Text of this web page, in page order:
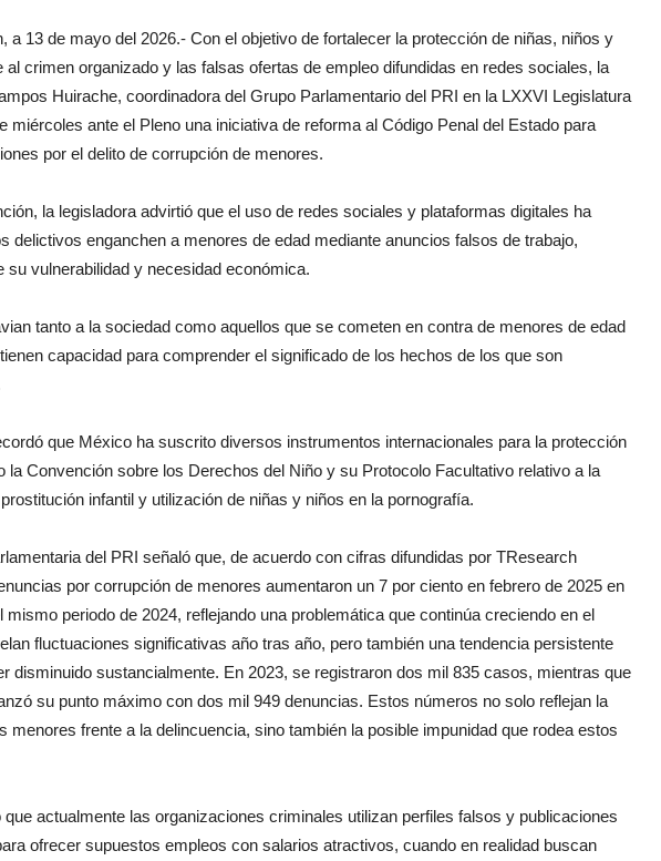
a 13 de mayo del 2026.- Con el objetivo de fortalecer la protección de niñas, niños y
al crimen organizado y las falsas ofertas de empleo difundidas en redes sociales, la
Huirache, coordinadora del Grupo Parlamentario del PRI en la LXXVI Legislatura
miércoles ante el Pleno una iniciativa de reforma al Código Penal del Estado para
por el delito de corrupción de menores.
la legisladora advirtió que el uso de redes sociales y plataformas digitales ha
delictivos enganchen a menores de edad mediante anuncios falsos de trabajo,
su vulnerabilidad y necesidad económica.
tanto a la sociedad como aquellos que se cometen en contra de menores de edad
capacidad para comprender el significado de los hechos de los que son
que México ha suscrito diversos instrumentos internacionales para la protección
la Convención sobre los Derechos del Niño y su Protocolo Facultativo relativo a la
infantil y utilización de niñas y niños en la pornografía.
del PRI señaló que, de acuerdo con cifras difundidas por TResearch
por corrupción de menores aumentaron un 7 por ciento en febrero de 2025 en
periodo de 2024, reflejando una problemática que continúa creciendo en el
fluctuaciones significativas año tras año, pero también una tendencia persistente
disminuido sustancialmente. En 2023, se registraron dos mil 835 casos, mientras que
su punto máximo con dos mil 949 denuncias. Estos números no solo reflejan la
menores frente a la delincuencia, sino también la posible impunidad que rodea estos
actualmente las organizaciones criminales utilizan perfiles falsos y publicaciones
ofrecer supuestos empleos con salarios atractivos, cuando en realidad buscan